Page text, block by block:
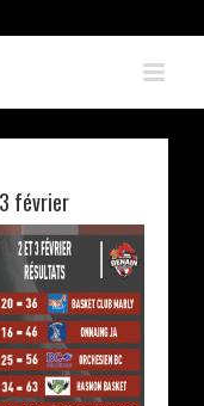
février